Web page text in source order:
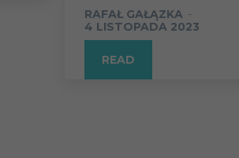
RAFAŁ GAŁĄZKA -
4 LISTOPADA 2023
READ